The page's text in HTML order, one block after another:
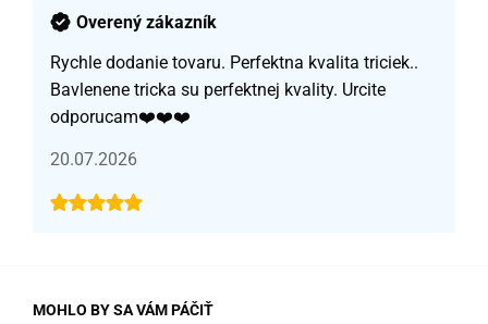
Overený zákazník
Rychle dodanie tovaru. Perfektna kvalita triciek..
Bavlenene tricka su perfektnej kvality. Urcite
odporucam❤️❤️❤️
20.07.2026
MOHLO BY SA VÁM PÁČIŤ